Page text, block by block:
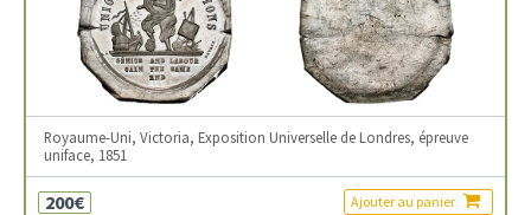
Royaume-Uni, Victoria, Exposition Universelle de Londres, épreuve
uniface, 1851
200€ Ajouter au panier